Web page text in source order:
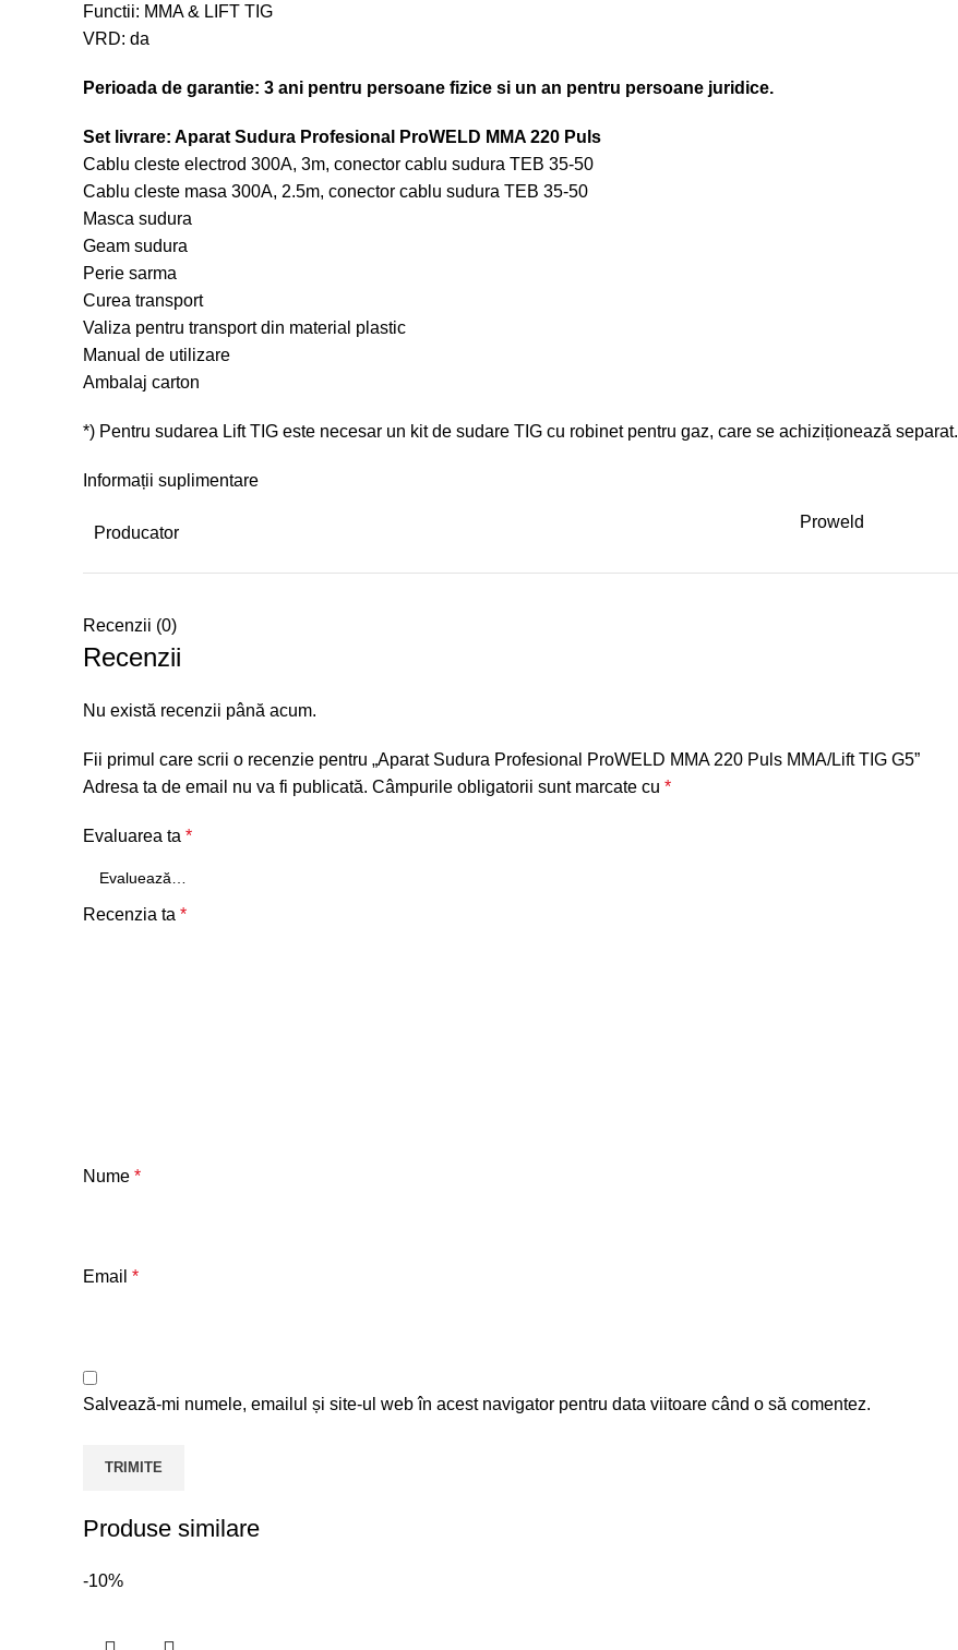
Functii: MMA & LIFT TIG
VRD: da
Perioada de garantie: 3 ani pentru persoane fizice si un an pentru persoane juridice.
Set livrare: Aparat Sudura Profesional ProWELD MMA 220 Puls
Cablu cleste electrod 300A, 3m, conector cablu sudura TEB 35-50
Cablu cleste masa 300A, 2.5m, conector cablu sudura TEB 35-50
Masca sudura
Geam sudura
Perie sarma
Curea transport
Valiza pentru transport din material plastic
Manual de utilizare
Ambalaj carton
*) Pentru sudarea Lift TIG este necesar un kit de sudare TIG cu robinet pentru gaz, care se achiziționează separat.
Informații suplimentare
Producator
Proweld
Recenzii (0)
Recenzii
Nu există recenzii până acum.
Fii primul care scrii o recenzie pentru „Aparat Sudura Profesional ProWELD MMA 220 Puls MMA/Lift TIG G5”
Adresa ta de email nu va fi publicată. Câmpurile obligatorii sunt marcate cu *
Evaluarea ta *
Recenzia ta *
Nume *
Email *
Salvează-mi numele, emailul și site-ul web în acest navigator pentru data viitoare când o să comentez.
Produse similare
-10%